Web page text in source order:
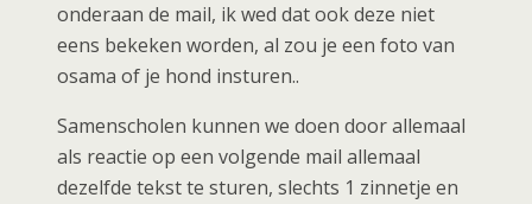
onderaan de mail, ik wed dat ook deze niet
eens bekeken worden, al zou je een foto van
osama of je hond insturen..
Samenscholen kunnen we doen door allemaal
als reactie op een volgende mail allemaal
dezelfde tekst te sturen, slechts 1 zinnetje en